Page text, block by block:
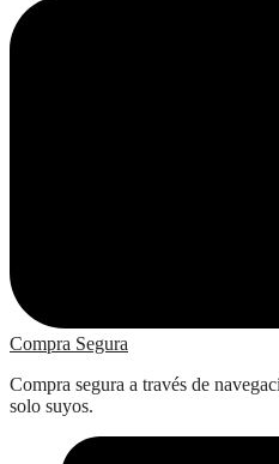
Compra Segura
Compra segura a través de
solo suyos.